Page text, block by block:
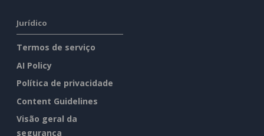
Jurídico
Termos de serviço
AI Policy
Política de privacidade
Content Guidelines
Visão geral da
segurança